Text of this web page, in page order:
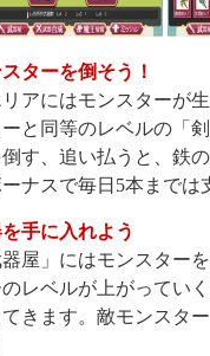
ターを倒そう！
アにはモンスターが
ーと同等のレベルの「
す、追い払うと、鉄
ーナスで毎日5本までは
手に入れよう
器屋」にはモンスター
のレベルが上がってい
きます。敵モンスタ